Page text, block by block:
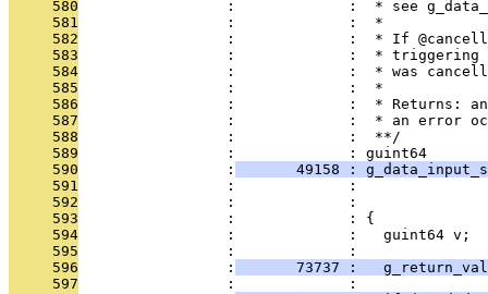
     580
:             :  * see
     581
                 :             :  *
     582
:             :  * If
     583
:             :  *
     584
:             :  * was
     585
                 :             :  *
     586
:             :  * Returns:
     587
:             :  * an error
     588
                 :             :  **/
     589
                 :             : guint64
     590
                 :
49158 :
     591
:             :
     592
:             :
     593
                 :             : {
     594
                 :             :   guint64 v;
     595
                 :             :
     596
                 :
73737 :
     597
                 :             :